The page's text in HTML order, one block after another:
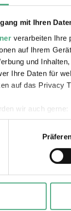
mit Ihren
verarbeiten Ihre
auf Ihrem
und
Ihre Daten für
auf das Privacy
wir auch gerne:
geografische
Scannen nach
wie Ihre
um Inhalte und
zu
soziale
und
Völklinger
der Stadt-